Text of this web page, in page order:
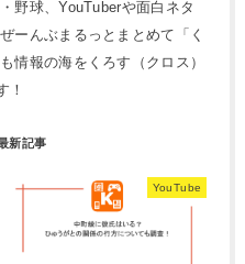
野球、YouTuberや面白ネタ
ーんぶまるっとまとめて「く
情報の海をくろす（クロス）
！
YouTube